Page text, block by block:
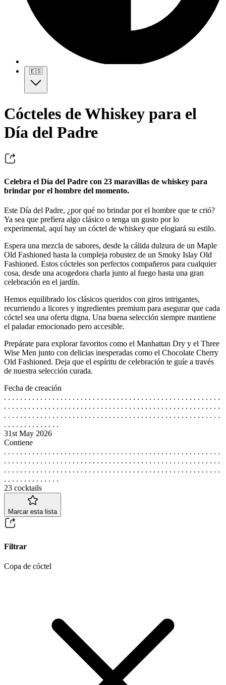
🇪🇸
Cócteles de Whiskey para el
Día del Padre
Celebra el Día del Padre con 23 maravillas de whiskey para
brindar por el hombre del momento.
Este Día del Padre, ¿por qué no brindar por el hombre que te crió?
Ya sea que prefiera algo clásico o tenga un gusto por lo
experimental, aquí hay un cóctel de whiskey que elogiará su estilo.
Espera una mezcla de sabores, desde la cálida dulzura de un Maple
Old Fashioned hasta la compleja robustez de un Smoky Islay Old
Fashioned. Estos cócteles son perfectos compañeros para cualquier
cosa, desde una acogedora charla junto al fuego hasta una gran
celebración en el jardín.
Hemos equilibrado los clásicos queridos con giros intrigantes,
recurriendo a licores y ingredientes premium para asegurar que cada
cóctel sea una oferta digna. Una buena selección siempre mantiene
el paladar emocionado pero accesible.
Prepárate para explorar favoritos como el Manhattan Dry y el Three
Wise Men junto con delicias inesperadas como el Chocolate Cherry
Old Fashioned. Deja que el espíritu de celebración te guíe a través
de nuestra selección curada.
Fecha de creación
. . . . . . . . . . . . . . . . . . . . . . . . . . . . . . . . . . . . . . . . . . . . . . . . . . . . . .
. . . . . . . . . . . . . . . . . . . . . . . . . . . . . . . . . . . . . . . . . . . . . . . . . . . . . .
. . . . . . . . . . . . . . . . . . . . . . . . . . . . . . . . . . . . . . . . . . . . . . . . . . . . . .
. . . . . . . . . . . . . .
31st May 2026
Contiene
. . . . . . . . . . . . . . . . . . . . . . . . . . . . . . . . . . . . . . . . . . . . . . . . . . . . . .
. . . . . . . . . . . . . . . . . . . . . . . . . . . . . . . . . . . . . . . . . . . . . . . . . . . . . .
. . . . . . . . . . . . . . . . . . . . . . . . . . . . . . . . . . . . . . . . . . . . . . . . . . . . . .
. . . . . . . . . . . . . .
23 cocktails
Marcar esta lista
Filtrar
Copa de cóctel